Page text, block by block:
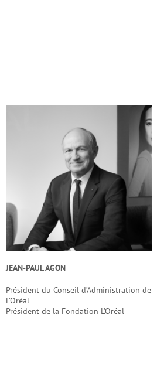
JEAN-PAUL AGON
Président du Conseil d’Administration de
L’Oréal
Président de la Fondation L’Oréal